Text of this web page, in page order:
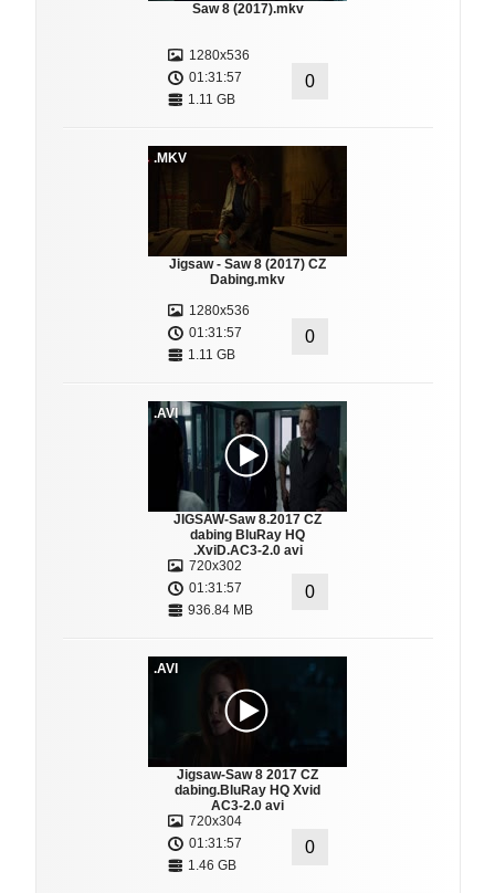
Saw 8 (2017).mkv
1280x536
01:31:57
1.11 GB
0
.MKV
Jigsaw - Saw 8 (2017) CZ
Dabing.mkv
1280x536
01:31:57
1.11 GB
0
.AVI
JIGSAW-Saw 8.2017 CZ
dabing BluRay HQ
.XviD.AC3-2.0 avi
720x302
01:31:57
936.84 MB
0
.AVI
Jigsaw-Saw 8 2017 CZ
dabing.BluRay HQ Xvid
AC3-2.0 avi
720x304
01:31:57
1.46 GB
0